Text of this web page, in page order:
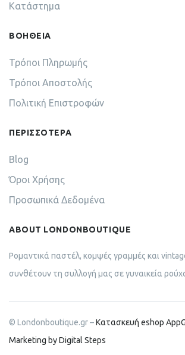
Κατάστημα
ΒΟΗΘΕΙΑ
Τρόποι Πληρωμής
Τρόποι Αποστολής
Πολιτική Επιστροφών
ΠΕΡΙΣΣΟΤΕΡΑ
Blog
Όροι Χρήσης
Προσωπικά Δεδομένα
ABOUT LONDONBOUTIQUE
Ρομαντικά παστέλ, κομψές γραμμές και
συνθέτουν τη συλλογή μας σε γυναικεία
© Londonboutique.gr –Κατασκευή eshop
Marketing by Digital Steps